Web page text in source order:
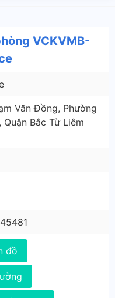
VCKVMB-
Văn Đồng, Phường
Quận Bắc Từ Liêm
đồ